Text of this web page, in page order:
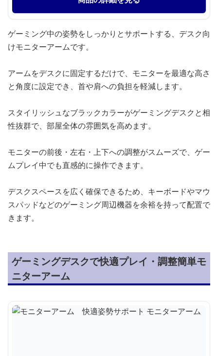
ゲーミング中の姿勢をしっかりとサポートする、デスク向
けモニターアームです。
アームをデスクに固定するだけで、モニターを最適な高さ
と角度に設定でき、首や肩への負担を軽減します。
スタイリッシュなブラックカラーがゲーミングデスクと相
性抜群で、部屋全体の雰囲気を高めます。
モニターの前後・左右・上下への調整がスムーズで、ゲー
ムプレイ中でも直感的に操作できます。
デスクスペースを広く確保できるため、キーボードやマウ
スパッドなどのゲーミング周辺機器を余裕を持って配置で
きます。
ゲーミングデスクで快適プレイ・調整簡単モ
ニターアーム